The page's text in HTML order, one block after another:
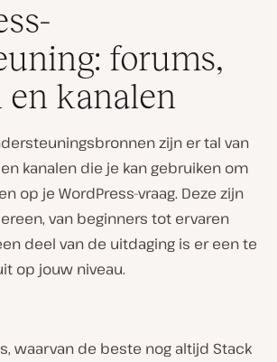
forums,
en kanalen
zijn er tal van
kanalen die je kan gebruiken om
op je WordPress-vraag. Deze zijn
van beginners tot ervaren
deel van de uitdaging is er een te
op jouw niveau.
waarvan de beste nog altijd Stack